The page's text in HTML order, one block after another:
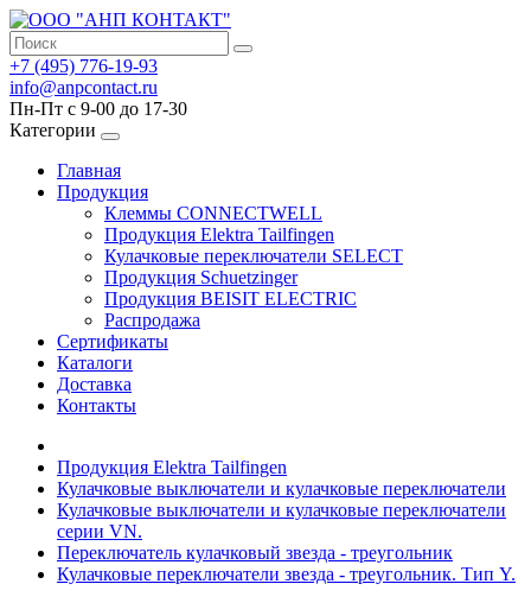
+7 (495) 776-19-93
info@anpcontact.ru
Пн-Пт с 9-00 до 17-30
Категории
Главная
Продукция
Клеммы CONNECTWELL
Продукция Elektra Tailfingen
Кулачковые переключатели SELECT
Продукция Schuetzinger
Продукция BEISIT ELECTRIC
Распродажа
Сертификаты
Каталоги
Доставка
Контакты
Продукция Elektra Tailfingen
Кулачковые выключатели и кулачковые переключатели
Кулачковые выключатели и кулачковые переключатели
серии VN.
Переключатель кулачковый звезда - треугольник
Кулачковые переключатели звезда - треугольник. Тип Y.